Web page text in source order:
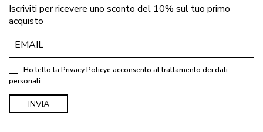
Iscriviti per ricevere uno sconto del 10% sul tuo primo
acquisto
Ho letto la Privacy Policye acconsento al trattamento dei dati
personali